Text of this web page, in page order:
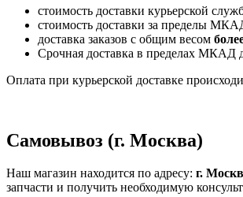
стоимость доставки курьерской
стоимость доставки за пределы
доставка заказов с общим весом
Срочная доставка в пределах МКАД
Оплата при курьерской доставке
Самовывоз (г. Москва)
Наш магазин находится по адресу: г.
запчасти и получить необходимую